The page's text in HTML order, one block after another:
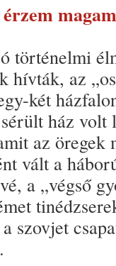
történelmi
hívták, az
két
ház
az öregek
vált a
a „végső
szovjet